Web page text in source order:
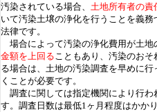
汚染されている場合、 土地所有者の責
いて汚染土壌の浄化を行うことを義務
法律です。
場合によって汚染の浄化費用が土地
金額を上回ることもあり、汚染のおそ
る場合は、土地の汚染調査を早めに行
くことが必要です。
調査に関しては指定機関により行わ
す。調査日数は最低1ヶ月程度はかか